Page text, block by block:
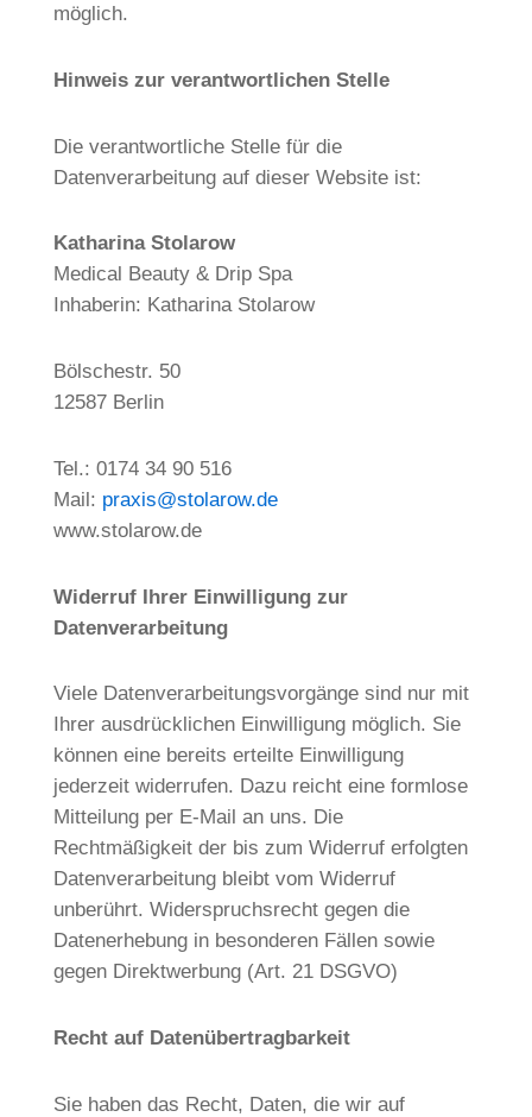
möglich.
Hinweis zur verantwortlichen Stelle
Die verantwortliche Stelle für die
Datenverarbeitung auf dieser Website ist:
Katharina Stolarow
Medical Beauty & Drip Spa
Inhaberin: Katharina Stolarow
Bölschestr. 50
12587 Berlin
Tel.: 0174 34 90 516
Mail: praxis@stolarow.de
www.stolarow.de
Widerruf Ihrer Einwilligung zur
Datenverarbeitung
Viele Datenverarbeitungsvorgänge sind nur mit
Ihrer ausdrücklichen Einwilligung möglich. Sie
können eine bereits erteilte Einwilligung
jederzeit widerrufen. Dazu reicht eine formlose
Mitteilung per E-Mail an uns. Die
Rechtmäßigkeit der bis zum Widerruf erfolgten
Datenverarbeitung bleibt vom Widerruf
unberührt. Widerspruchsrecht gegen die
Datenerhebung in besonderen Fällen sowie
gegen Direktwerbung (Art. 21 DSGVO)
Recht auf Datenübertragbarkeit
Sie haben das Recht, Daten, die wir auf